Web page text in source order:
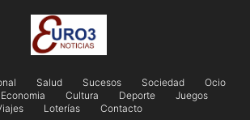
Salud Sucesos Sociedad
Ocio
Economia Cultura Deporte
Juegos
Loterías Contacto